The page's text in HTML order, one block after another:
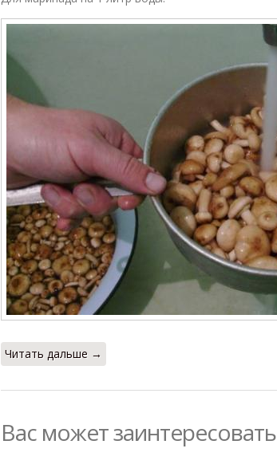
Читать дальше →
Вас может заинтересовать